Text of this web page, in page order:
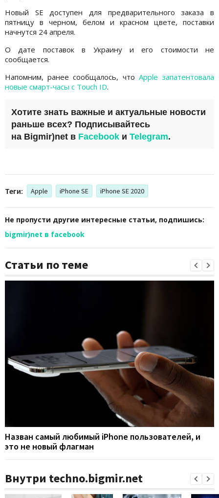
Новый SE доступен для предварительного заказа в
пятницу в черном, белом и красном цвете, поставки
начнутся 24 апреля.
О дате поставок в Украину и его стоимости не
сообщается.
Напомним, ранее сообщалось, что Apple запатентовала
новые смарт-часы с Touch ID.
Хотите знать важные и актуальные новости
раньше всех? Подписывайтесь
на Bigmir)net в Facebook и Telegram.
Теги: Apple iPhone SE iPhone SE 2020
Не пропусти другие интересные статьи, подпишись:
bigmir)net в facebook
Статьи по теме
Назван самый любимый iPhone пользователей, и
это не новый флагман
Внутри techno.bigmir.net